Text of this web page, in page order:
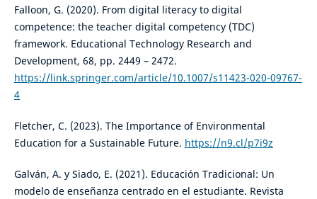
Falloon, G. (2020). From digital literacy to digital
competence: the teacher digital competency (TDC)
framework. Educational Technology Research and
Development, 68, pp. 2449 – 2472.
https://link.springer.com/article/10.1007/s11423-020-09767-
4
Fletcher, C. (2023). The Importance of Environmental
Education for a Sustainable Future. https://n9.cl/p7i9z
Galván, A. y Siado, E. (2021). Educación Tradicional: Un
modelo de enseñanza centrado en el estudiante. Revista